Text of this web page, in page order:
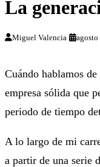
La
Miguel Valencia agosto
Cuándo hablamos de
empresa sólida que
periodo de tiempo
A lo largo de mi
a partir de una serie